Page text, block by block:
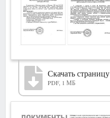
Скачать страницу
PDF, 1 МБ